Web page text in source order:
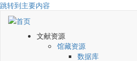
跳转到主要内容
文献资源
馆藏资源
数据库